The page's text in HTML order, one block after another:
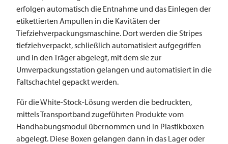
erfolgen automatisch die Entnahme und das Einlegen der
etikettierten Ampullen in die Kavitäten der
Tiefziehverpackungsmaschine. Dort werden die Stripes
tiefziehverpackt, schließlich automatisiert aufgegriffen
und in den Träger abgelegt, mit dem sie zur
Umverpackungsstation gelangen und automatisiert in die
Faltschachtel gepackt werden.
Für die White-Stock-Lösung werden die bedruckten,
mittels Transportband zugeführten Produkte vom
Handhabungsmodul übernommen und in Plastikboxen
abgelegt. Diese Boxen gelangen dann in das Lager oder